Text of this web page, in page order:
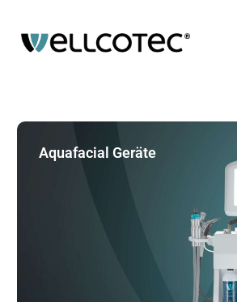
Aquafacial Geräte
Size